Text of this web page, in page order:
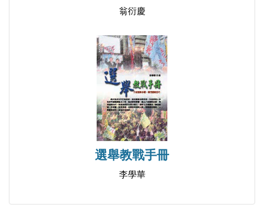
▍癡心妄想要當「全民總統」的馬英九
評談馬英九的「全民總統」
馬英九搬石頭砸自己的腳
美國人扯馬英九後腿
忖度周美青心底裏的話
馬英九總統背後的女人
連戰是馬英九勝選的大功臣
翁衍慶
選舉教戰手冊
李學華